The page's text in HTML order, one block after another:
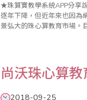
★珠算寶教學系統APP分享說明會 說明：電腦化的來臨，曾經使珠心算的實用價值廣受質
逐年下降，但近年來也因為
景弘大的珠心算教育市場。
尚沃珠心算
2018-09-25